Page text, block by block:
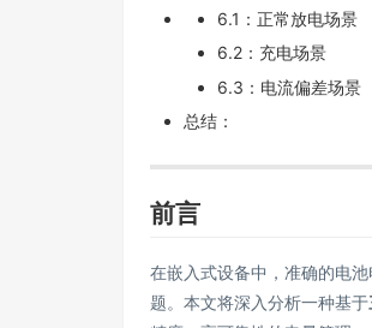
6.1：正常放电场景
6.2：充电场景
6.3：电流偏差场景
总结：
前言
在嵌入式设备中，准确的电
题。本文将深入分析一种基于